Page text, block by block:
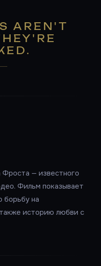
AREN'T
— известного
Фильм показывает
борьбу на
историю любви с